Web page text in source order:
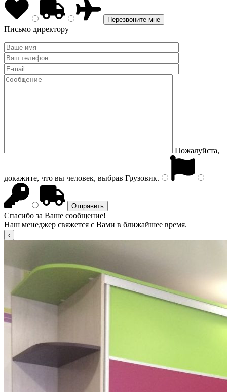
Письмо директору
Пожалуйста,
докажите, что вы человек, выбрав Грузовик.
Спасибо за Ваше сообщение!
Наш менеджер свяжется с Вами в ближайшее время.